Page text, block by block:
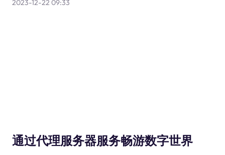
2023-12-22 09:33
通过代理服务器服务畅游数字世界